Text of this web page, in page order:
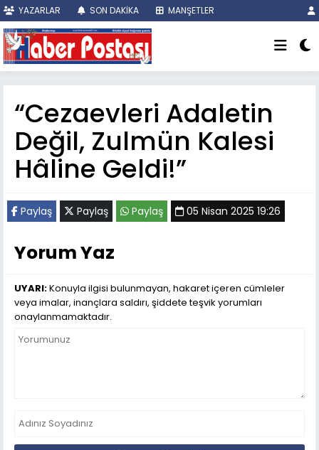
YAZARLAR SON DAKİKA MANŞETLER
“Cezaevleri Adaletin
Değil, Zulmün Kalesi
Hâline Geldi!”
Paylaş Paylaş Paylaş 05 Nisan 2025 19:26
Yorum Yaz
UYARI:Konuyla ilgisi bulunmayan, hakaret içeren cümleler
veya imalar, inançlara saldırı, şiddete teşvik yorumları
onaylanmamaktadır.